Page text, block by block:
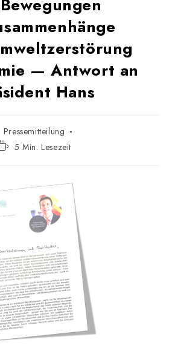
— Antwort an
Hans
Pressemitteilung
5 Min. Lesezeit